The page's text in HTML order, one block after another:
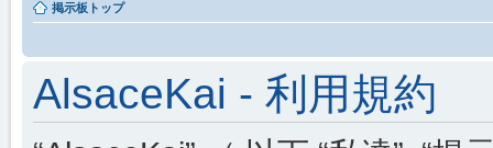
掲示板トップ
AlsaceKai - 利用規約